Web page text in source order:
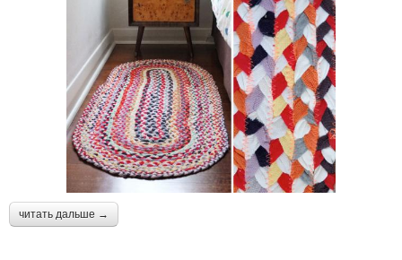
читать дальше →